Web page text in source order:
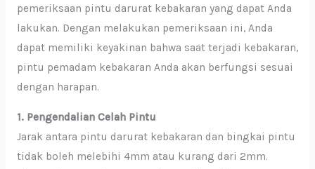
pemeriksaan pintu darurat kebakaran yang dapat Anda
lakukan. Dengan melakukan pemeriksaan ini, Anda
dapat memiliki keyakinan bahwa saat terjadi kebakaran,
pintu pemadam kebakaran Anda akan berfungsi sesuai
dengan harapan.
1. Pengendalian Celah Pintu
Jarak antara pintu darurat kebakaran dan bingkai pintu
tidak boleh melebihi 4mm atau kurang dari 2mm.